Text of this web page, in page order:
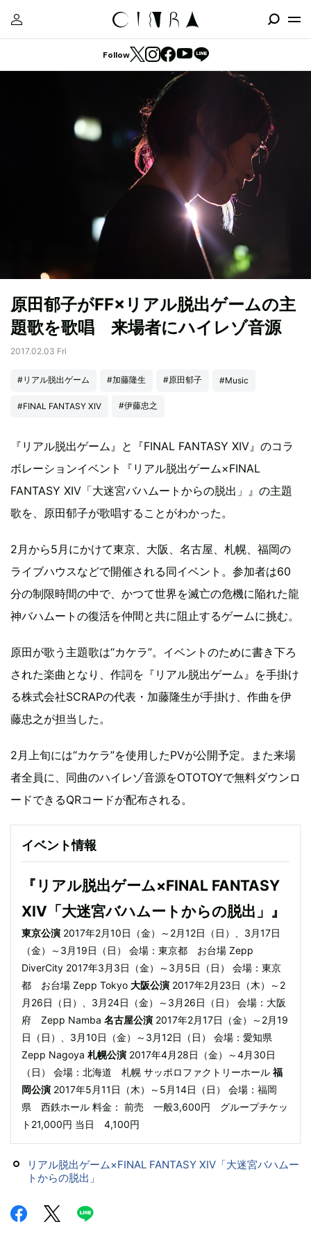
Follow
原田郁子がFF×リアル脱出ゲームの主
題歌を歌唱 来場者にハイレゾ音源
2017.02.03 Fri
#リアル脱出ゲーム #加藤隆生 #原田郁子 #Music
#FINAL FANTASY XIV #伊藤忠之
『リアル脱出ゲーム』と『FINAL FANTASY XIV』のコラ
ボレーションイベント『リアル脱出ゲーム×FINAL
FANTASY XIV「大迷宮バハムートからの脱出」』の主題
歌を、原田郁子が歌唱することがわかった。
2月から5月にかけて東京、大阪、名古屋、札幌、福岡の
ライブハウスなどで開催される同イベント。参加者は60
分の制限時間の中で、かつて世界を滅亡の危機に陥れた龍
神バハムートの復活を仲間と共に阻止するゲームに挑む。
原田が歌う主題歌は“カケラ”。イベントのために書き下ろ
された楽曲となり、作詞を『リアル脱出ゲーム』を手掛け
る株式会社SCRAPの代表・加藤隆生が手掛け、作曲を伊
藤忠之が担当した。
2月上旬には“カケラ”を使用したPVが公開予定。また来場
者全員に、同曲のハイレゾ音源をOTOTOYで無料ダウンロ
ードできるQRコードが配布される。
イベント情報
『リアル脱出ゲーム×FINAL FANTASY
XIV「大迷宮バハムートからの脱出」』
東京公演 2017年2月10日（金）～2月12日（日）、3月17日
（金）～3月19日（日） 会場：東京都 お台場 Zepp
DiverCity 2017年3月3日（金）～3月5日（日） 会場：東京
都 お台場 Zepp Tokyo 大阪公演 2017年2月23日（木）～2
月26日（日）、3月24日（金）～3月26日（日） 会場：大阪
府 Zepp Namba 名古屋公演 2017年2月17日（金）～2月19
日（日）、3月10日（金）～3月12日（日） 会場：愛知県
Zepp Nagoya 札幌公演 2017年4月28日（金）～4月30日
（日） 会場：北海道 札幌 サッポロファクトリーホール 福
岡公演 2017年5月11日（木）～5月14日（日） 会場：福岡
県 西鉄ホール 料金： 前売 一般3,600円 グループチケッ
ト21,000円 当日 4,100円
リアル脱出ゲーム×FINAL FANTASY XIV「大迷宮バハムー
トからの脱出」